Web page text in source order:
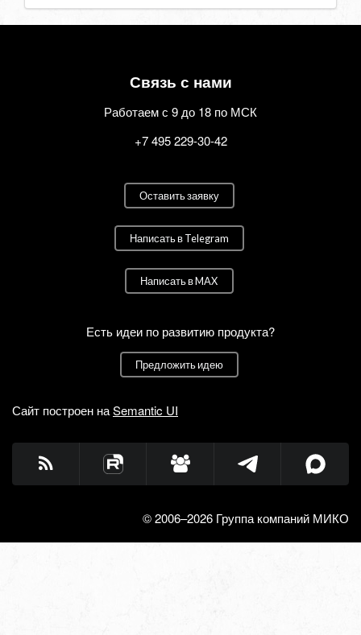
Связь с нами
Работаем с 9 до 18 по МСК
+7 495 229-30-42
Оставить заявку
Написать в Telegram
Написать в MAX
Есть идеи по развитию продукта?
Предложить идею
Сайт построен наSemantic UI
© 2006–2026 Группа компаний МИКО